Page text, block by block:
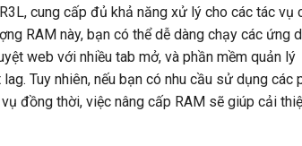
cung cấp đủ khả năng xử lý cho các tác vụ
RAM này, bạn có thể dễ dàng chạy các ứng
web với nhiều tab mở, và phần mềm quản lý
Tuy nhiên, nếu bạn có nhu cầu sử dụng các
đồng thời, việc nâng cấp RAM sẽ giúp cải